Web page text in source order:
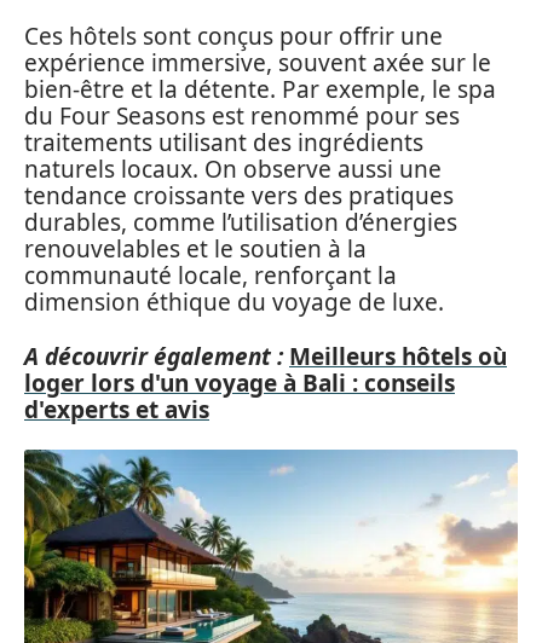
Ces hôtels sont conçus pour offrir une
expérience immersive, souvent axée sur le
bien-être et la détente. Par exemple, le spa
du Four Seasons est renommé pour ses
traitements utilisant des ingrédients
naturels locaux. On observe aussi une
tendance croissante vers des pratiques
durables, comme l’utilisation d’énergies
renouvelables et le soutien à la
communauté locale, renforçant la
dimension éthique du voyage de luxe.
A découvrir également : Meilleurs hôtels où
loger lors d'un voyage à Bali : conseils
d'experts et avis